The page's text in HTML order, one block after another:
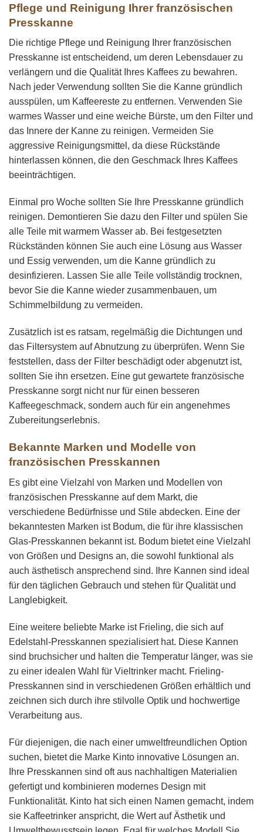
Pflege und Reinigung Ihrer französischen
Presskanne
Die richtige Pflege und Reinigung Ihrer französischen
Presskanne ist entscheidend, um deren Lebensdauer zu
verlängern und die Qualität Ihres Kaffees zu bewahren.
Nach jeder Verwendung sollten Sie die Kanne gründlich
ausspülen, um Kaffeereste zu entfernen. Verwenden Sie
warmes Wasser und eine weiche Bürste, um den Filter und
das Innere der Kanne zu reinigen. Vermeiden Sie
aggressive Reinigungsmittel, da diese Rückstände
hinterlassen können, die den Geschmack Ihres Kaffees
beeinträchtigen.
Einmal pro Woche sollten Sie Ihre Presskanne gründlich
reinigen. Demontieren Sie dazu den Filter und spülen Sie
alle Teile mit warmem Wasser ab. Bei festgesetzten
Rückständen können Sie auch eine Lösung aus Wasser
und Essig verwenden, um die Kanne gründlich zu
desinfizieren. Lassen Sie alle Teile vollständig trocknen,
bevor Sie die Kanne wieder zusammenbauen, um
Schimmelbildung zu vermeiden.
Zusätzlich ist es ratsam, regelmäßig die Dichtungen und
das Filtersystem auf Abnutzung zu überprüfen. Wenn Sie
feststellen, dass der Filter beschädigt oder abgenutzt ist,
sollten Sie ihn ersetzen. Eine gut gewartete französische
Presskanne sorgt nicht nur für einen besseren
Kaffeegeschmack, sondern auch für ein angenehmes
Zubereitungserlebnis.
Bekannte Marken und Modelle von
französischen Presskannen
Es gibt eine Vielzahl von Marken und Modellen von
französischen Presskanne auf dem Markt, die
verschiedene Bedürfnisse und Stile abdecken. Eine der
bekanntesten Marken ist Bodum, die für ihre klassischen
Glas-Presskannen bekannt ist. Bodum bietet eine Vielzahl
von Größen und Designs an, die sowohl funktional als
auch ästhetisch ansprechend sind. Ihre Kannen sind ideal
für den täglichen Gebrauch und stehen für Qualität und
Langlebigkeit.
Eine weitere beliebte Marke ist Frieling, die sich auf
Edelstahl-Presskannen spezialisiert hat. Diese Kannen
sind bruchsicher und halten die Temperatur länger, was sie
zu einer idealen Wahl für Vieltrinker macht. Frieling-
Presskannen sind in verschiedenen Größen erhältlich und
zeichnen sich durch ihre stilvolle Optik und hochwertige
Verarbeitung aus.
Für diejenigen, die nach einer umweltfreundlichen Option
suchen, bietet die Marke Kinto innovative Lösungen an.
Ihre Presskannen sind oft aus nachhaltigen Materialien
gefertigt und kombinieren modernes Design mit
Funktionalität. Kinto hat sich einen Namen gemacht, indem
sie Kaffeetrinker anspricht, die Wert auf Ästhetik und